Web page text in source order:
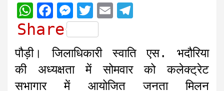
W
h
t
s
F
a
c
e
b
M
e
s
s
e
T
w
i
t
E
i
l
e
Share
पौड़ी। जिलाधिकारी स्वाति एस. भदौरिया
की अध्यक्षता में सोमवार को कलेक्ट्रेट
सभागार में आयोजित जनता मिलन